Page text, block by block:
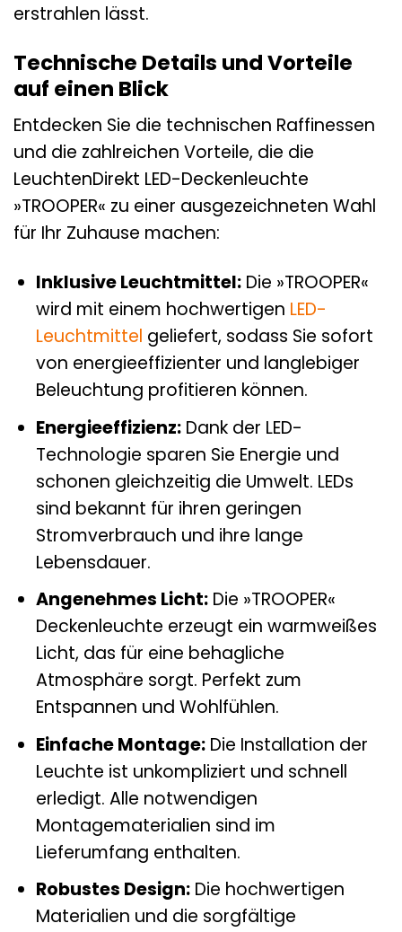
erstrahlen lässt.
Technische Details und Vorteile
auf einen Blick
Entdecken Sie die technischen Raffinessen
und die zahlreichen Vorteile, die die
LeuchtenDirekt LED-Deckenleuchte
»TROOPER« zu einer ausgezeichneten Wahl
für Ihr Zuhause machen:
Inklusive Leuchtmittel:Die »TROOPER«
wird mit einem hochwertigen LED-
Leuchtmittel geliefert, sodass Sie sofort
von energieeffizienter und langlebiger
Beleuchtung profitieren können.
Energieeffizienz:Dank der LED-
Technologie sparen Sie Energie und
schonen gleichzeitig die Umwelt. LEDs
sind bekannt für ihren geringen
Stromverbrauch und ihre lange
Lebensdauer.
Angenehmes Licht:Die »TROOPER«
Deckenleuchte erzeugt ein warmweißes
Licht, das für eine behagliche
Atmosphäre sorgt. Perfekt zum
Entspannen und Wohlfühlen.
Einfache Montage:Die Installation der
Leuchte ist unkompliziert und schnell
erledigt. Alle notwendigen
Montagematerialien sind im
Lieferumfang enthalten.
Robustes Design:Die hochwertigen
Materialien und die sorgfältige